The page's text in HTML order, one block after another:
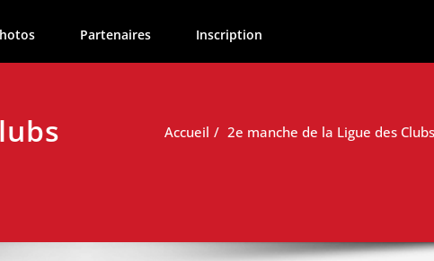
Partenaires Inscription
Accueil 2e manche de la Ligue des